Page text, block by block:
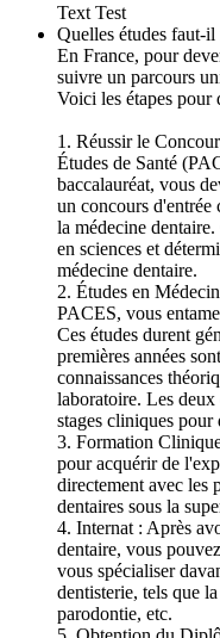
Text Test
Quelles études faut-
En France, pour
suivre un parcours
Voici les étapes pour
1. Réussir le
Études de Santé
baccalauréat, vous
un concours d'entrée
la médecine
en sciences et
médecine dentaire.
2. Études en
PACES, vous
Ces études durent
premières années
connaissances
laboratoire. Les deux
stages cliniques pour
3. Formation
pour acquérir de
directement avec les
dentaires sous la
4. Internat : Après
dentaire, vous
vous spécialiser
dentisterie, tels que
parodontie, etc.